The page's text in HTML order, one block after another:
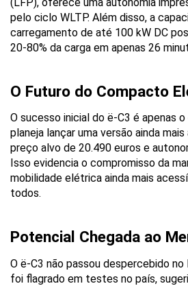
pelo ciclo WLTP. Além disso, a
carregamento de até 100 kW DC
20-80% da carga em apenas 26
O Futuro do Compacto
O sucesso inicial do ë-C3 é apenas
planeja lançar uma versão ainda
preço alvo de 20.490 euros e
Isso evidencia o compromisso da
mobilidade elétrica ainda mais
todos.
Potencial Chegada ao
O ë-C3 não passou despercebido
foi flagrado em testes no país,